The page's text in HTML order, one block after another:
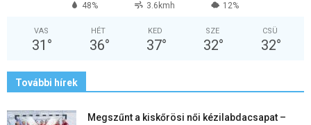
48% 3.6kmh 12%
VAS
31 °
HÉT
36°
KED
37°
SZE
32°
CSÜ
32°
További hírek
Megszűnt a kiskőrösi női kézilabdacsapat –